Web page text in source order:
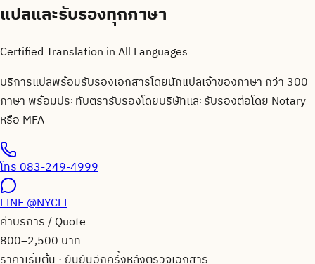
แปลและรับรองทุกภาษา
Certified Translation in All Languages
บริการแปลพร้อมรับรองเอกสารโดยนักแปลเจ้าของภาษา กว่า 300
ภาษา พร้อมประทับตรารับรองโดยบริษัทและรับรองต่อโดย Notary
หรือ MFA
โทร083-249-4999
LINE@NYCLI
ค่าบริการ / Quote
800–2,500 บาท